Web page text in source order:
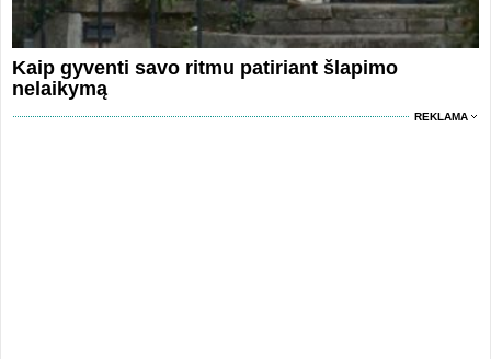
Kaip gyventi savo ritmu patiriant šlapimo
nelaikymą
REKLAMA